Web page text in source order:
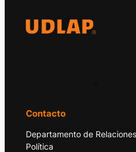
Contacto
Departamento de
Política